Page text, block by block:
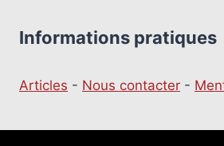
Informations pratiques
Articles - Nous contacter -